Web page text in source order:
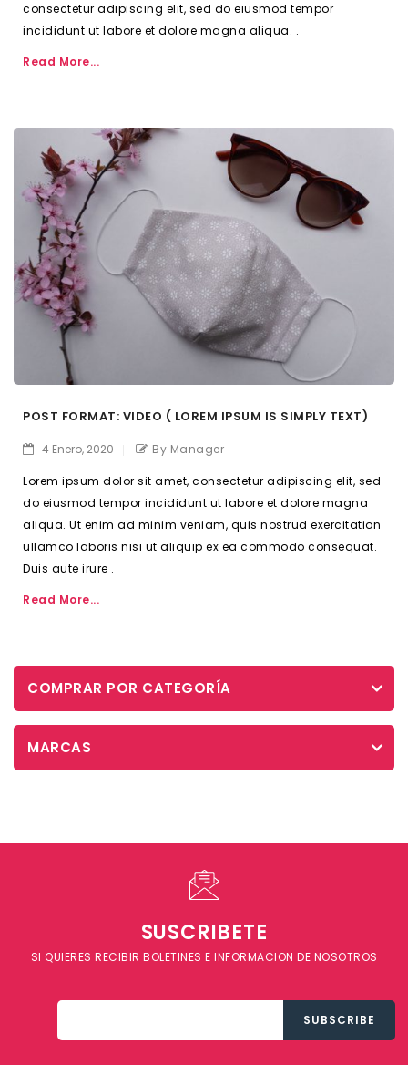
consectetur adipiscing elit, sed do eiusmod tempor
incididunt ut labore et dolore magna aliqua. .
Read More...
POST FORMAT: VIDEO ( LOREM IPSUM IS SIMPLY TEXT)
4 Enero, 2020 By Manager
Lorem ipsum dolor sit amet, consectetur adipiscing elit, sed
do eiusmod tempor incididunt ut labore et dolore magna
aliqua. Ut enim ad minim veniam, quis nostrud exercitation
ullamco laboris nisi ut aliquip ex ea commodo consequat.
Duis aute irure .
Read More...
COMPRAR POR CATEGORÍA
MARCAS
SUSCRIBETE
SI QUIERES RECIBIR BOLETINES E INFORMACION DE NOSOTROS